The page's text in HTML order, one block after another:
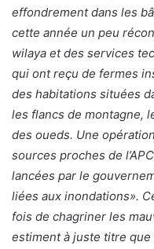
effondrement dans les
cette année un peu
wilaya et des services
qui ont reçu de fermes
des habitations situées
les flancs de montagne,
des oueds. Une
sources proches de
lancées par le
liées aux inondations».
fois de chagriner les
estiment à juste titre que